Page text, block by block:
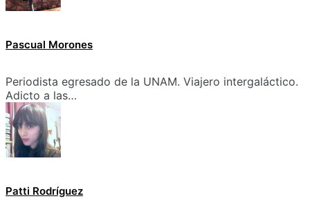
Pascual Morones
Periodista egresado de la UNAM. Viajero intergaláctico.
Adicto a las…
Patti Rodríguez